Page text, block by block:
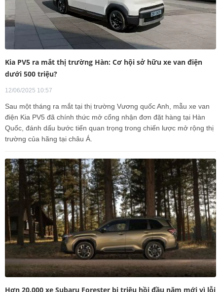
Kia PV5 ra mắt thị trường Hàn: Cơ hội sở hữu xe van điện
dưới 500 triệu?
12/06/2025 10:57
Sau một tháng ra mắt tại thị trường Vương quốc Anh, mẫu xe van
điện Kia PV5 đã chính thức mở cổng nhận đơn đặt hàng tại Hàn
Quốc, đánh dấu bước tiến quan trọng trong chiến lược mở rộng thị
trường của hãng tại châu Á.
Hơn 20.000 xe Subaru Forester bị triệu hồi đầu năm mới vì lỗi